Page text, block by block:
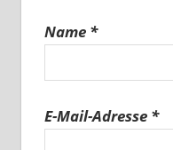
Name *
E-Mail-Adresse *